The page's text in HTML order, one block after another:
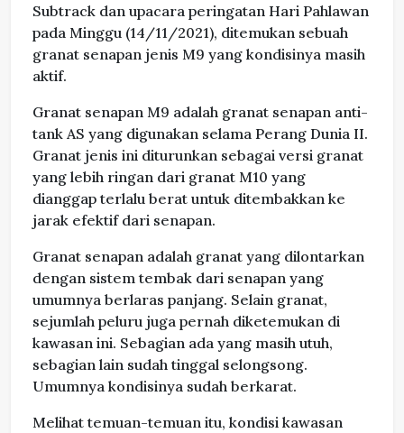
Subtrack dan upacara peringatan Hari Pahlawan
pada Minggu (14/11/2021), ditemukan sebuah
granat senapan jenis M9 yang kondisinya masih
aktif.
Granat senapan M9 adalah granat senapan anti-
tank AS yang digunakan selama Perang Dunia II.
Granat jenis ini diturunkan sebagai versi granat
yang lebih ringan dari granat M10 yang
dianggap terlalu berat untuk ditembakkan ke
jarak efektif dari senapan.
Granat senapan adalah granat yang dilontarkan
dengan sistem tembak dari senapan yang
umumnya berlaras panjang. Selain granat,
sejumlah peluru juga pernah diketemukan di
kawasan ini. Sebagian ada yang masih utuh,
sebagian lain sudah tinggal selongsong.
Umumnya kondisinya sudah berkarat.
Melihat temuan-temuan itu, kondisi kawasan